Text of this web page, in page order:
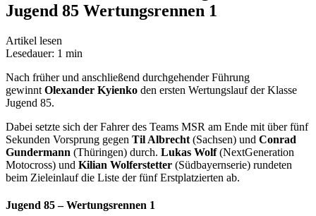
Jugend 85 Wertungsrennen 1
Artikel lesen
Lesedauer: 1 min
Nach früher und anschließend durchgehender Führung
gewinnt Olexander Kyienko den ersten Wertungslauf der Klasse
Jugend 85.
Dabei setzte sich der Fahrer des Teams MSR am Ende mit über fünf
Sekunden Vorsprung gegen Til Albrecht (Sachsen) und Conrad
Gundermann (Thüringen) durch. Lukas Wolf(NextGeneration
Motocross) und Kilian Wolferstetter (Südbayernserie) rundeten
beim Zieleinlauf die Liste der fünf Erstplatzierten ab.
Jugend 85 – Wertungsrennen 1